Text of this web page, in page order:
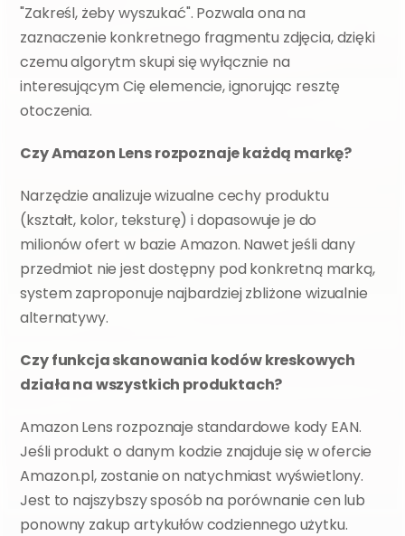
"Zakreśl, żeby wyszukać". Pozwala ona na
zaznaczenie konkretnego fragmentu zdjęcia, dzięki
czemu algorytm skupi się wyłącznie na
interesującym Cię elemencie, ignorując resztę
otoczenia.
Czy Amazon Lens rozpoznaje każdą markę?
Narzędzie analizuje wizualne cechy produktu
(kształt, kolor, teksturę) i dopasowuje je do
milionów ofert w bazie Amazon. Nawet jeśli dany
przedmiot nie jest dostępny pod konkretną marką,
system zaproponuje najbardziej zbliżone wizualnie
alternatywy.
Czy funkcja skanowania kodów kreskowych
działa na wszystkich produktach?
Amazon Lens rozpoznaje standardowe kody EAN.
Jeśli produkt o danym kodzie znajduje się w ofercie
Amazon.pl, zostanie on natychmiast wyświetlony.
Jest to najszybszy sposób na porównanie cen lub
ponowny zakup artykułów codziennego użytku.